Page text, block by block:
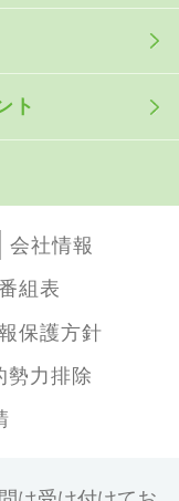
ト
会社情報
組表
保護方針
勢力排除